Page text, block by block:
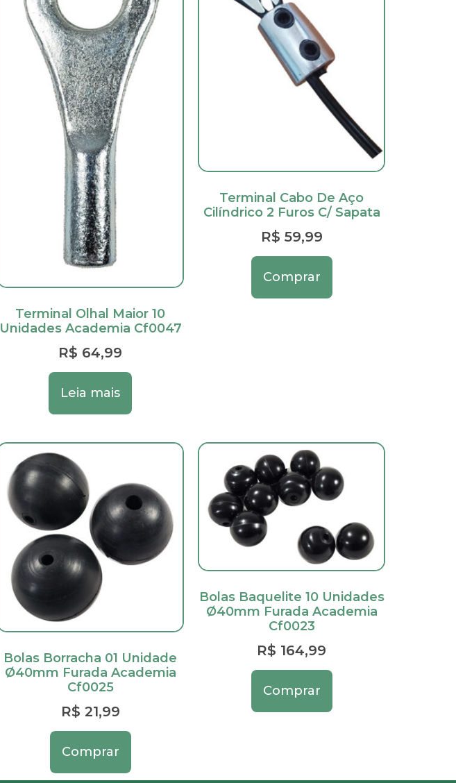
Terminal Olhal Maior 10
Unidades Academia Cf0047
R$ 64,99
Leia mais
Terminal Cabo De Aço
Cilíndrico 2 Furos C/ Sapata
R$ 59,99
Comprar
Bolas Borracha 01 Unidade
Ø40mm Furada Academia
Cf0025
R$ 21,99
Comprar
Bolas Baquelite 10 Unidades
Ø40mm Furada Academia
Cf0023
R$ 164,99
Comprar